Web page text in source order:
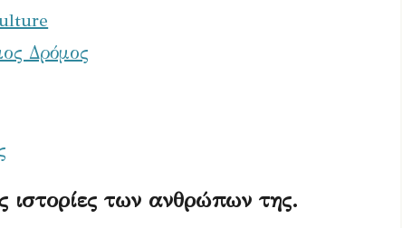
Δρόμος
ιστορίες των ανθρώπων της.